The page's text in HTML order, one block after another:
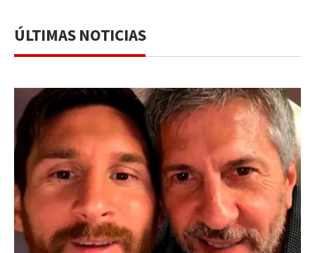
ÚLTIMAS NOTICIAS